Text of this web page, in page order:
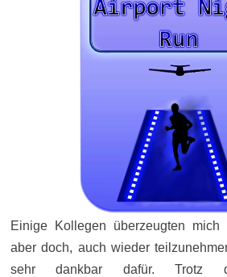
Einige Kollegen überzeugten mich
aber doch, auch wieder
sehr dankbar dafür. Trotz